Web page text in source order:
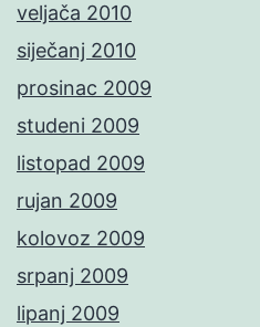
veljača 2010
siječanj 2010
prosinac 2009
studeni 2009
listopad 2009
rujan 2009
kolovoz 2009
srpanj 2009
lipanj 2009